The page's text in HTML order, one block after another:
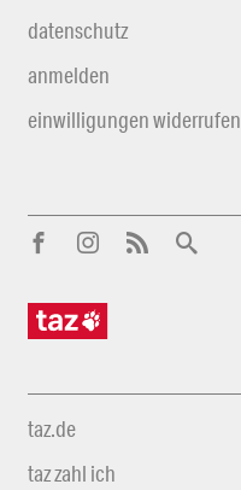
datenschutz
anmelden
einwilligungen widerrufen
taz.de
taz zahl ich